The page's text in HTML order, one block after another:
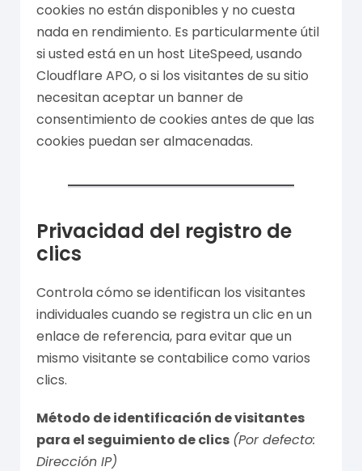
cookies no están disponibles y no cuesta
nada en rendimiento. Es particularmente útil
si usted está en un host LiteSpeed, usando
Cloudflare APO, o si los visitantes de su sitio
necesitan aceptar un banner de
consentimiento de cookies antes de que las
cookies puedan ser almacenadas.
Privacidad del registro de
clics
Controla cómo se identifican los visitantes
individuales cuando se registra un clic en un
enlace de referencia, para evitar que un
mismo visitante se contabilice como varios
clics.
Método de identificación de visitantes
para el seguimiento de clics (Por defecto:
Dirección IP)